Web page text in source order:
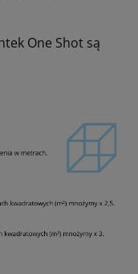
One Shot są